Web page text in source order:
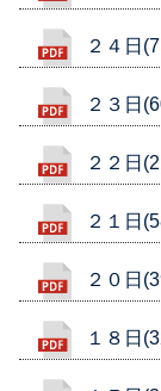
２４日
２３日
２２日
２１日
２０日
１８日